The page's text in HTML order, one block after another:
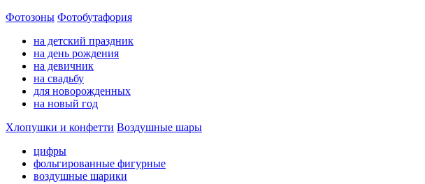
Фотозоны Фотобутафория
на детский праздник
на день рождения
на девичник
на свадьбу
для новорожденных
на новый год
Хлопушки и конфетти Воздушные шары
цифры
фольгированные фигурные
воздушные шарики